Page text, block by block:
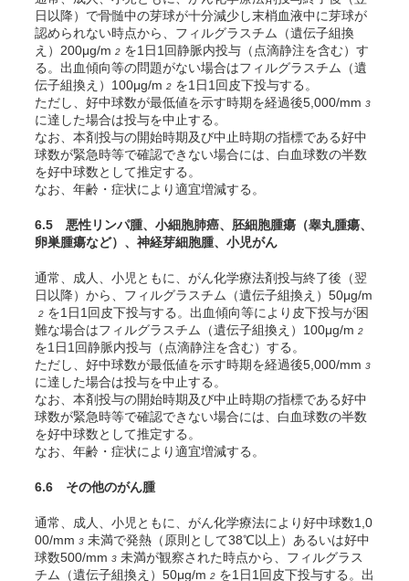
日以降）で骨髄中の芽球が十分減少し末梢血液中に芽球が
認められない時点から、フィルグラスチム（遺伝子組換
え）200μg/m 2 を1日1回静脈内投与（点滴静注を含む）す
る。出血傾向等の問題がない場合はフィルグラスチム（遺
伝子組換え）100μg/m 2 を1日1回皮下投与する。
ただし、好中球数が最低値を示す時期を経過後5,000/mm 3
に達した場合は投与を中止する。
なお、本剤投与の開始時期及び中止時期の指標である好中
球数が緊急時等で確認できない場合には、白血球数の半数
を好中球数として推定する。
なお、年齢・症状により適宜増減する。
6.5 悪性リンパ腫、小細胞肺癌、胚細胞腫瘍（睾丸腫瘍、
卵巣腫瘍など）、神経芽細胞腫、小児がん
通常、成人、小児ともに、がん化学療法剤投与終了後（翌
日以降）から、フィルグラスチム（遺伝子組換え）50μg/m
2 を1日1回皮下投与する。出血傾向等により皮下投与が困
難な場合はフィルグラスチム（遺伝子組換え）100μg/m 2
を1日1回静脈内投与（点滴静注を含む）する。
ただし、好中球数が最低値を示す時期を経過後5,000/mm 3
に達した場合は投与を中止する。
なお、本剤投与の開始時期及び中止時期の指標である好中
球数が緊急時等で確認できない場合には、白血球数の半数
を好中球数として推定する。
なお、年齢・症状により適宜増減する。
6.6 その他のがん腫
通常、成人、小児ともに、がん化学療法により好中球数1,0
00/mm 3 未満で発熱（原則として38℃以上）あるいは好中
球数500/mm 3 未満が観察された時点から、フィルグラス
チム（遺伝子組換え）50μg/m 2 を1日1回皮下投与する。出